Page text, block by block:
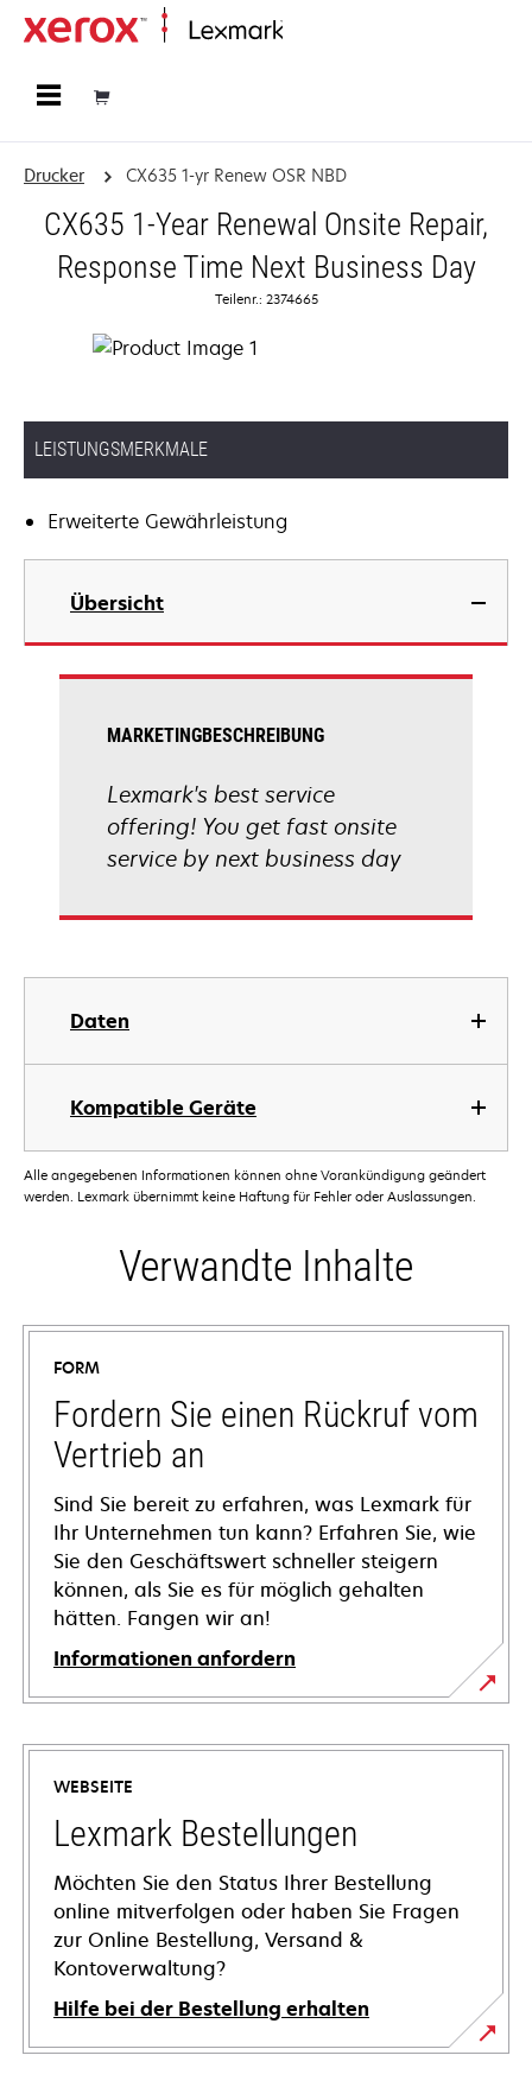
Drucker CX635 1-yr Renew OSR NBD
CX635 1-Year Renewal Onsite Repair,
Response Time Next Business Day
Teilenr.: 2374665
LEISTUNGSMERKMALE
Erweiterte Gewährleistung
Übersicht
Daten
Kompatible Geräte
MARKETINGBESCHREIBUNG
Lexmark's best service
offering! You get fast onsite
service by next business day
Alle angegebenen Informationen können ohne Vorankündigung geändert
werden. Lexmark übernimmt keine Haftung für Fehler oder Auslassungen.
Verwandte Inhalte
FORM
Fordern Sie einen Rückruf vom
Vertrieb an
Sind Sie bereit zu erfahren, was Lexmark für
Ihr Unternehmen tun kann? Erfahren Sie, wie
Sie den Geschäftswert schneller steigern
können, als Sie es für möglich gehalten
hätten. Fangen wir an!
Informationen anfordern
WEBSEITE
Lexmark Bestellungen
Möchten Sie den Status Ihrer Bestellung
online mitverfolgen oder haben Sie Fragen
zur Online Bestellung, Versand &
Kontoverwaltung?
Hilfe bei der Bestellung erhalten